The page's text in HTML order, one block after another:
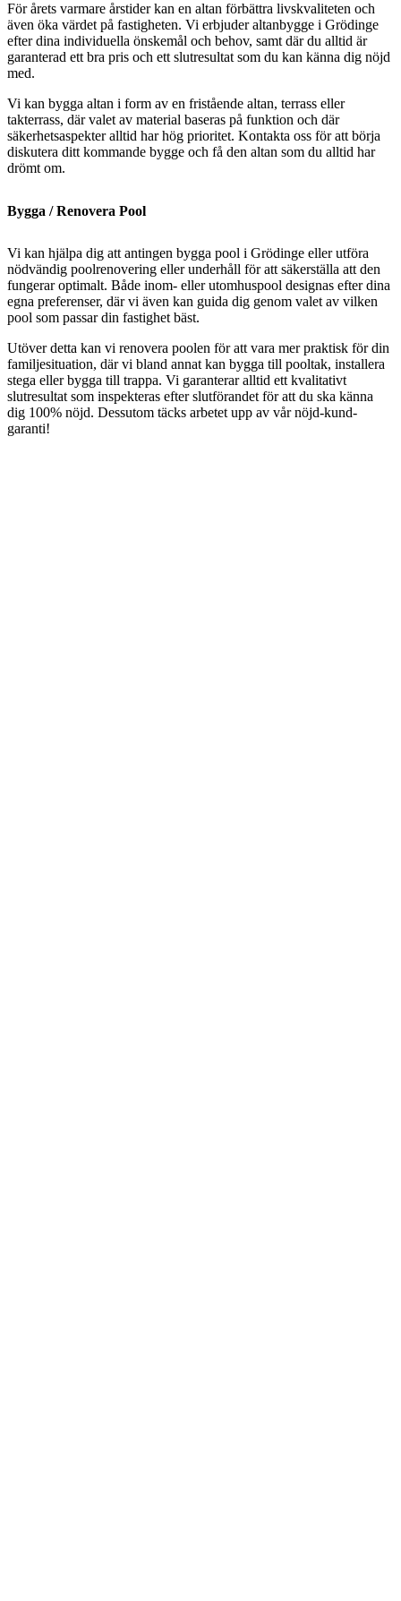
För årets varmare årstider kan en altan förbättra livskvaliteten och
även öka värdet på fastigheten. Vi erbjuder altanbygge i Grödinge
efter dina individuella önskemål och behov, samt där du alltid är
garanterad ett bra pris och ett slutresultat som du kan känna dig nöjd
med.
Vi kan bygga altan i form av en fristående altan, terrass eller
takterrass, där valet av material baseras på funktion och där
säkerhetsaspekter alltid har hög prioritet. Kontakta oss för att börja
diskutera ditt kommande bygge och få den altan som du alltid har
drömt om.
Bygga / Renovera Pool
Vi kan hjälpa dig att antingen bygga pool i Grödinge eller utföra
nödvändig poolrenovering eller underhåll för att säkerställa att den
fungerar optimalt. Både inom- eller utomhuspool designas efter dina
egna preferenser, där vi även kan guida dig genom valet av vilken
pool som passar din fastighet bäst.
Utöver detta kan vi renovera poolen för att vara mer praktisk för din
familjesituation, där vi bland annat kan bygga till pooltak, installera
stega eller bygga till trappa. Vi garanterar alltid ett kvalitativt
slutresultat som inspekteras efter slutförandet för att du ska känna
dig 100% nöjd. Dessutom täcks arbetet upp av vår nöjd-kund-
garanti!